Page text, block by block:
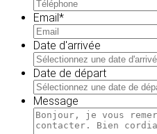
Email*
Date d'arrivée
Date de départ
Message